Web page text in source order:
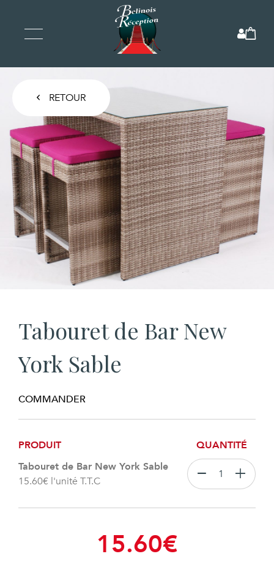
Tabouret de Bar New
York Sable
COMMANDER
PRODUIT
QUANTITÉ
Tabouret de Bar New York Sable
15.60€ l'unité T.T.C
15.60€
RETOUR